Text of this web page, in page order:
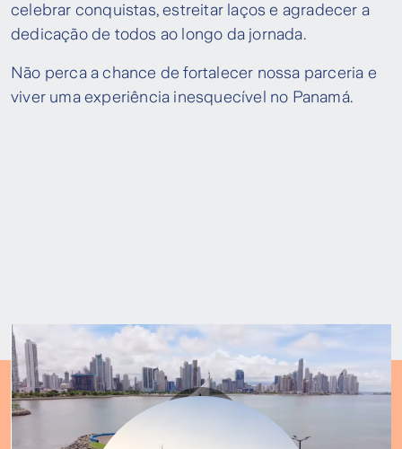
celebrar conquistas, estreitar laços e agradecer a
dedicação de todos ao longo da jornada.
Não perca a chance de fortalecer nossa parceria e
viver uma experiência inesquecível no Panamá.